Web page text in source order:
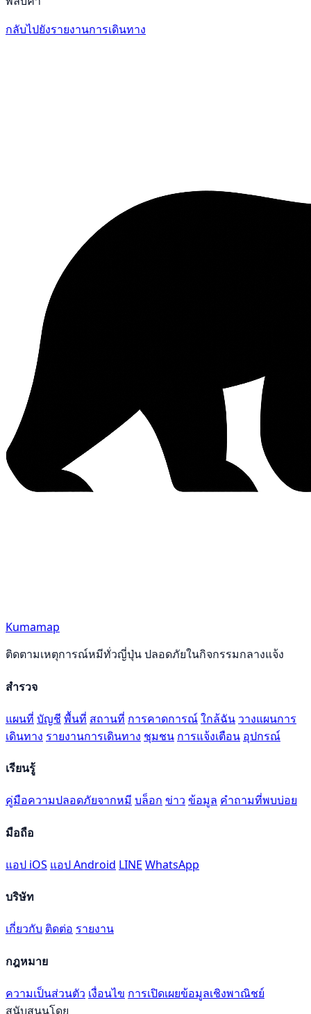
กลับไปยังรายงานการเดินทาง
Kumamap
ติดตามเหตุการณ์หมีทั่วญี่ปุ่น ปลอดภัยในกิจกรรมกลางแจ้ง
สำรวจ
แผนที่ บัญชี พื้นที่ สถานที่ การคาดการณ์ใกล้ฉัน วางแผนการ
เดินทาง รายงานการเดินทาง ชุมชน การแจ้งเตือน อุปกรณ์
เรียนรู้
คู่มือความปลอดภัยจากหมี บล็อก ข่าว ข้อมูล คำถามที่พบบ่อย
มือถือ
แอป iOS แอป Android LINE WhatsApp
บริษัท
เกี่ยวกับ ติดต่อ รายงาน
กฎหมาย
ความเป็นส่วนตัว เงื่อนไข การเปิดเผยข้อมูลเชิงพาณิชย์
สนับสนุนโดย